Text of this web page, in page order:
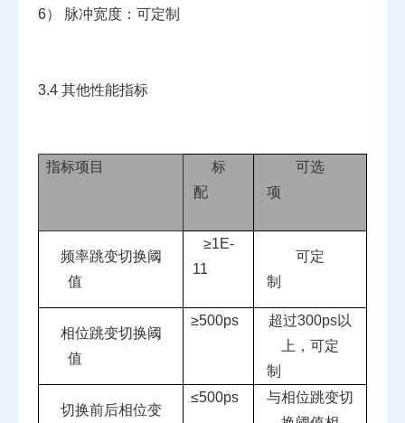
6）
脉冲宽度：可定制
3.4 其他性能指标
指标项目
标
配
可选
项
频率跳变切换阈
值
≥1E-
11
可定
制
相位跳变切换阈
值
≥500ps 超过300ps以
上，可定
制
切换前后相位变
≤500ps
与相位跳变切